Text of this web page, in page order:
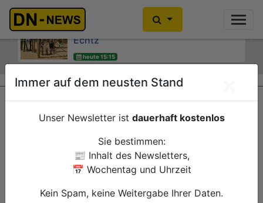
Kinder- und Jugendsprecherinnen
des Jugendheims engagieren sich für
Echtz
heute 15:15
Kein Alkoholkonsum in der
Schwangerschaft: Interaktive
Wanderausstellung ZERO! im
Kreishaus
Düren
Verwaltung
Previous
Immer auf dem neusten Stand
Unser Newsletter ist dauerhaft kostenlos
Sie bestimmen:
📰 Inhalt des Newsletters,
📅 Wochentag und Uhrzeit
Kein Spam, keine Weitergabe Ihrer Daten.